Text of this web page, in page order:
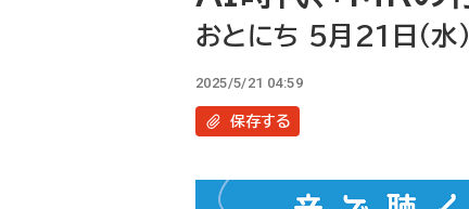
おとにち 5月21日（水
2025/5/21 04:59
保存する